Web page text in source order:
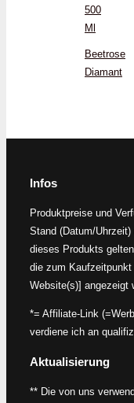
500
Ml
Beetrose
Diamant
Infos
Produktpreise und
Stand (Datum/
dieses Produkts
die zum
Website(s)] angezeigt
*= Affiliate-Link
verdiene ich an
Aktualisierung
** Die von uns